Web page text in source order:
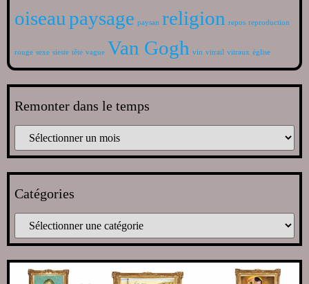
oiseaupaysage paysan religion repos reproduction
rouge sexe sieste tête vague Van Gogh vin vitrail vitraux église
Remonter dans le temps
Catégories